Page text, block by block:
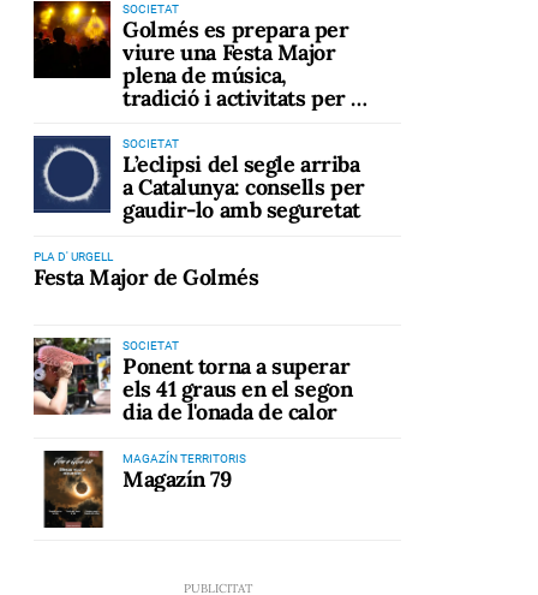
SOCIETAT
Golmés es prepara per
viure una Festa Major
plena de música,
tradició i activitats per a
SOCIETAT
L’eclipsi del segle arriba
a Catalunya: consells per
gaudir-lo amb seguretat
PLA D' URGELL
Festa Major de Golmés
SOCIETAT
Ponent torna a superar
els 41 graus en el segon
dia de l'onada de calor
MAGAZÍN TERRITORIS
Magazín 79